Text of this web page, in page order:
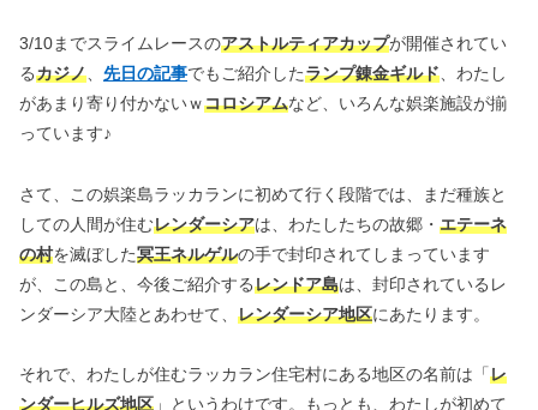
3/10までスライムレースのアストルティアカップが開催されてい
るカジノ、 先日の記事でもご紹介したランプ錬金ギルド、わたし
があまり寄り付かないｗコロシアムなど、いろんな娯楽施設が揃
っています♪
さて、この娯楽島ラッカランに初めて行く段階では、まだ種族と
しての人間が住むレンダーシアは、わたしたちの故郷・ エテーネ
の村を滅ぼした冥王ネルゲルの手で封印されてしまっています
が、この島と、今後ご紹介するレンドア島は、封印されているレ
ンダーシア大陸とあわせて、 レンダーシア地区にあたります。
それで、わたしが住むラッカラン住宅村にある地区の名前は「レ
ンダーヒルズ地区 」というわけです。もっとも、わたしが初めて